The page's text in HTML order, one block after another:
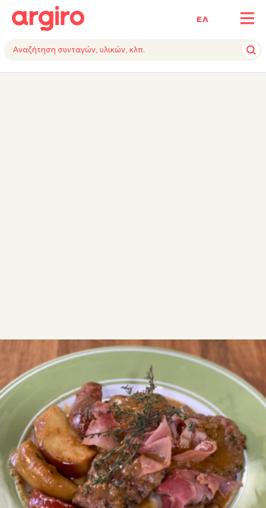
ΕΛ
ΥΛΙΚΑΕΚΤΕΛΕΣΗΕΞΟΠΛΙΣΜΟΣ
ΣΥΝΤΑΓΕΣ ΑΛΜΥΡΑ
Μπριζολάκια χοιρινά με
παλαιωμένο τσίπουρο
Χοιρινά μπριζολάκια στο τηγάνι με καραμελωμένα
μήλα.
Δύσκολη 0:35